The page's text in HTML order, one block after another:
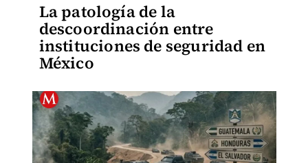
La patología de la
descoordinación entre
instituciones de seguridad en
México